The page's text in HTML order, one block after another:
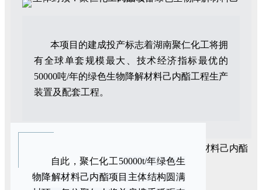
本项目的建成投产标志着湖南聚仁化工将拥
有全球单套规模最大、技术经济指标最优的
50000吨/年的绿色生物降解材料己内酯工程生产
装置及配套工程。
自此，聚仁化工50000t/年绿色生
物降解材料己内酯项目主体结构圆满